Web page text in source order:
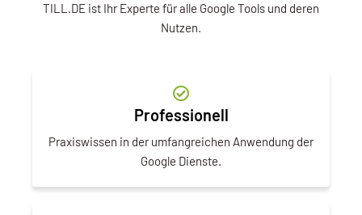
TILL.DE ist Ihr Experte für alle Google Tools und deren
Nutzen.
Professionell
Praxiswissen in der umfangreichen Anwendung der
Google Dienste.